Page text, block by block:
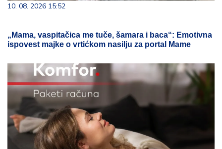
10. 08. 2026 15:52
„Mama, vaspitačica me tuče, šamara i baca“: Emotivna
ispovest majke o vrtićkom nasilju za portal Mame